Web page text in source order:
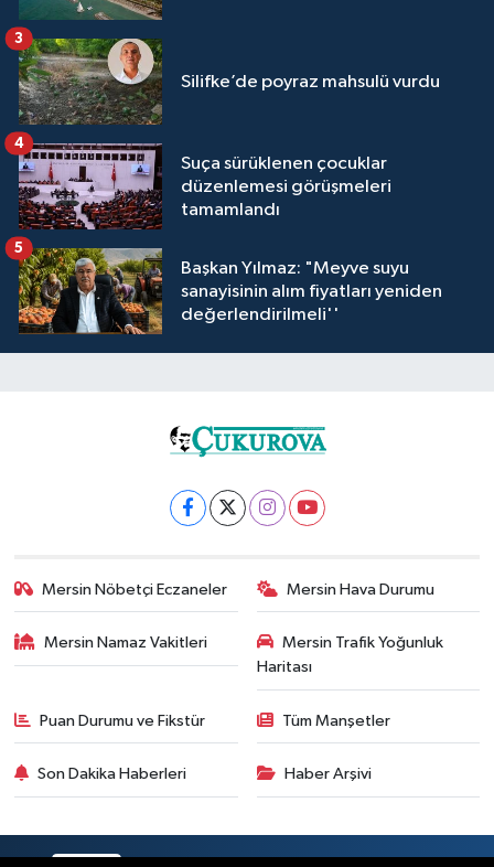
Silifke’de poyraz mahsulü vurdu
3
Suça sürüklenen çocuklar
düzenlemesi görüşmeleri
tamamlandı
4
Başkan Yılmaz: "Meyve suyu
sanayisinin alım fiyatları yeniden
değerlendirilmeli''
5
Mersin Nöbetçi Eczaneler Mersin Hava Durumu
Mersin Namaz Vakitleri
Mersin Trafik Yoğunluk
Haritası
Puan Durumu ve Fikstür Tüm Manşetler
Son Dakika Haberleri Haber Arşivi